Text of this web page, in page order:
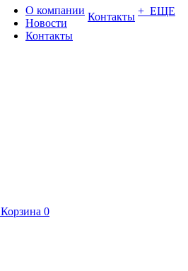
О компании
Новости
Контакты
Контакты + ЕЩЕ
Корзина 0